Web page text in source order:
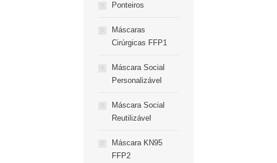
Ponteiros
Máscaras
Cirúrgicas FFP1
Máscara Social
Personalizável
Máscara Social
Reutilizável
Máscara KN95
FFP2